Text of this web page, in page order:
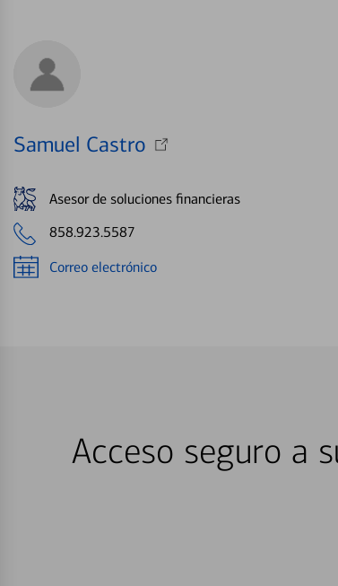
Samuel Castro
Asesor de soluciones financieras
858.923.5587
Correo electrónico
Acceso seguro a